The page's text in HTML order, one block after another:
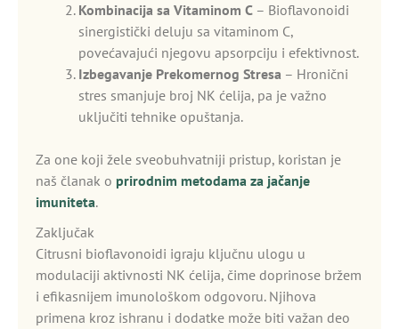
Kombinacija sa Vitaminom C – Bioflavonoidi
sinergistički deluju sa vitaminom C,
povećavajući njegovu apsorpciju i efektivnost.
Izbegavanje Prekomernog Stresa – Hronični
stres smanjuje broj NK ćelija, pa je važno
uključiti tehnike opuštanja.
Za one koji žele sveobuhvatniji pristup, koristan je
naš članak o prirodnim metodama za jačanje
imuniteta.
Zaključak
Citrusni bioflavonoidi igraju ključnu ulogu u
modulaciji aktivnosti NK ćelija, čime doprinose bržem
i efikasnijem imunološkom odgovoru. Njihova
primena kroz ishranu i dodatke može biti važan deo